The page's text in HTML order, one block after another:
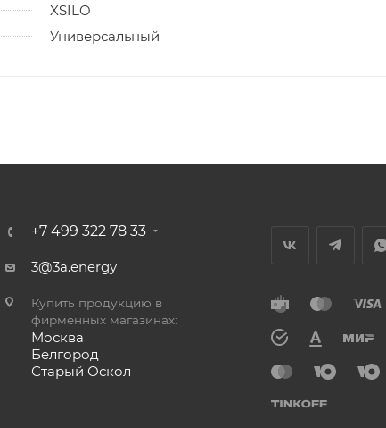
XSILO
Универсальный
+7 499 322 78 33
3@3a.energy
Купить продукцию в
фирменных магазинах:
Москва
Белгород
Старый Оскол